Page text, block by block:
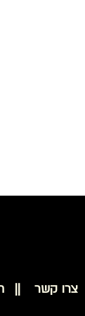
צרו קשר ||